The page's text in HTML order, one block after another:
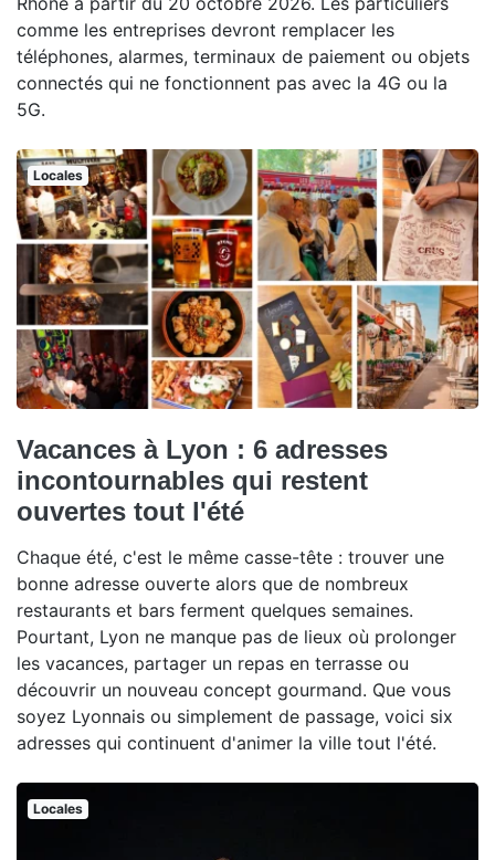
comme les entreprises devront remplacer les
téléphones, alarmes, terminaux de paiement ou objets
connectés qui ne fonctionnent pas avec la 4G ou la
5G.
Locales
Vacances à Lyon : 6 adresses
incontournables qui restent
ouvertes tout l'été
Chaque été, c'est le même casse-tête : trouver une
bonne adresse ouverte alors que de nombreux
restaurants et bars ferment quelques semaines.
Pourtant, Lyon ne manque pas de lieux où prolonger
les vacances, partager un repas en terrasse ou
découvrir un nouveau concept gourmand. Que vous
soyez Lyonnais ou simplement de passage, voici six
adresses qui continuent d'animer la ville tout l'été.
Locales